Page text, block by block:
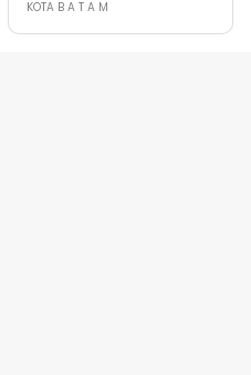
KOTA B A T A M